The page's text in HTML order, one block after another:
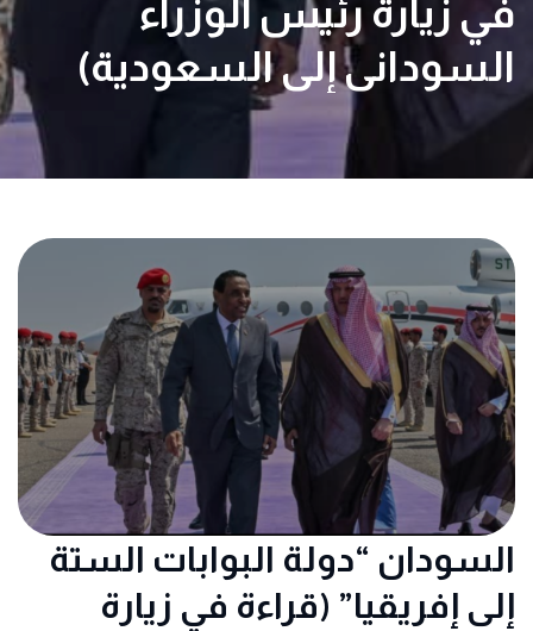
في زيارة رئيس الوزراء
السوداني إلى السعودية)
السودان “دولة البوابات الستة
إلى إفريقيا” (قراءة في زيارة